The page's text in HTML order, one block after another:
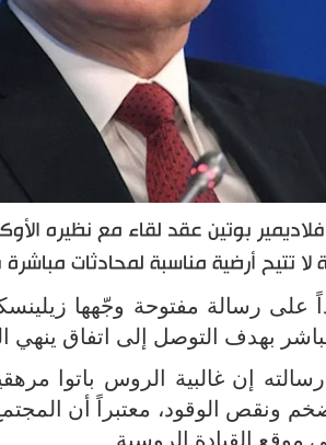
بوتين عقد لقاء مع نظيره
لا تتيح أرضية مناسبة لمحادثات
على رسالة مفتوحة وجّهها
بهدف التوصل إلى اتفاق ينهي
إن غالبية الروس باتوا
ونقص الوقود، معتبراً أن
القيادة الروسية.